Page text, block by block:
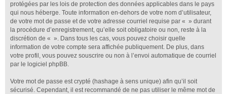
protégées par les lois de protection des données applicables dans le pays
qui nous héberge. Toute information en-dehors de votre nom d’utilisateur,
de votre mot de passe et de votre adresse courriel requise par « » durant
la procédure d’enregistrement, qu’elle soit obligatoire ou non, reste à la
discrétion de « ». Dans tous les cas, vous pouvez choisir quelle
information de votre compte sera affichée publiquement. De plus, dans
votre profil, vous pouvez souscrire ou non à l’envoi automatique de courriel
par le logiciel phpBB.
Votre mot de passe est crypté (hashage à sens unique) afin qu’il soit
sécurisé. Cependant, il est recommandé de ne pas utiliser le même mot de